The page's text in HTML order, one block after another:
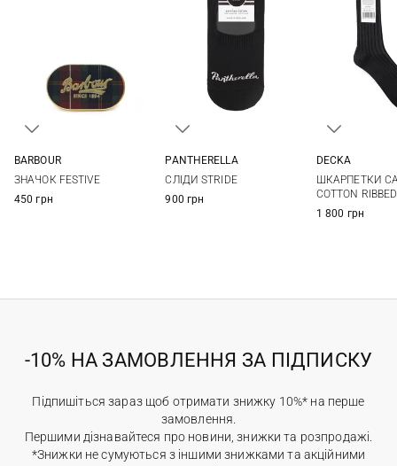
BARBOUR
ЗНАЧОК FESTIVE
450 грн
PANTHERELLA
СЛІДИ STRIDE
900 грн
DECKA
ШКАРПЕТКИ
COTTON
1 800 грн
-10% НА ЗАМОВЛЕННЯ ЗА ПІДПИСКУ
Підпишіться зараз щоб отримати знижку 10%* на перше
замовлення.
Першими дізнавайтеся про новини, знижки та розпродажі.
*Знижки не сумуються з іншими знижками та акційними